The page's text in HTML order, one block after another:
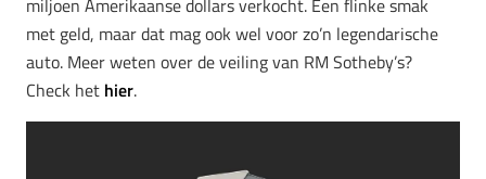
miljoen Amerikaanse dollars verkocht. Een flinke smak
met geld, maar dat mag ook wel voor zo’n legendarische
auto. Meer weten over de veiling van RM Sotheby’s?
Check het hier.